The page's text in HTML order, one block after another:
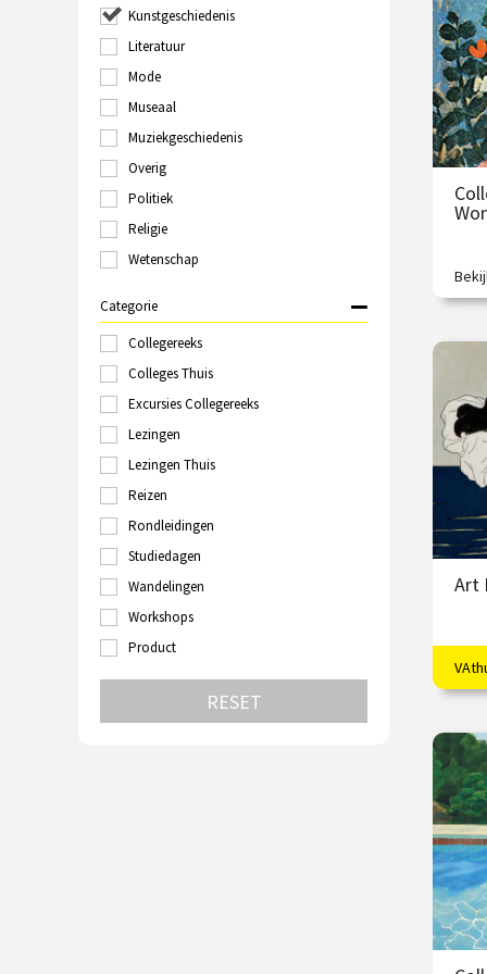
Groningen
Haarlem
Kampen
Kopenhagen
Leeuwarden
Leiden
Londen
Online
Polen
Rotterdam
Schiedam
Sittard
Tallinn
Turkije
Utrecht
Wenen
Zutphen
Kunstgeschiedenis
Literatuur
Mode
Museaal
Muziekgeschiedenis
Overig
Politiek
Religie
Wetenschap
Categorie
Collegereeks
Colleges Thuis
Excursies Collegereeks
Lezingen
Lezingen Thuis
Reizen
Rondleidingen
Studiedagen
Wandelingen
Workshops
Product
RESET
/
/
Art